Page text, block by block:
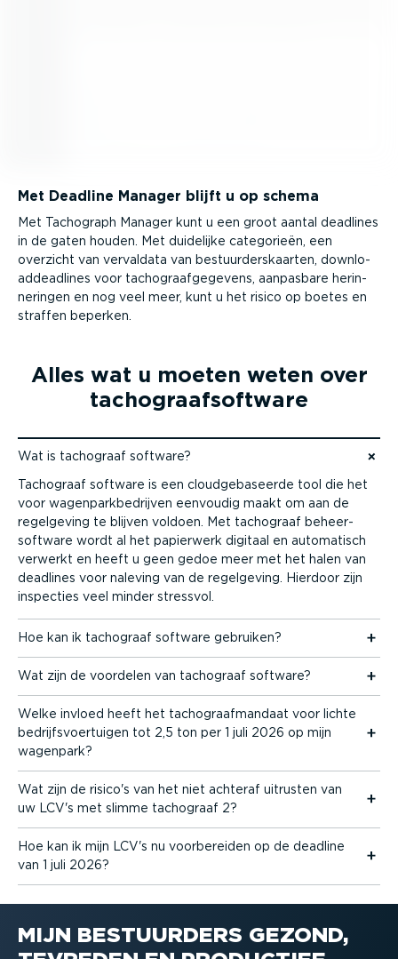
Met Deadline Manager blijft u op schema
Met Tachograph Manager kunt u een groot aantal deadlines
in de gaten houden. Met duidelijke categorieën, een
overzicht van vervaldata van bestuur­ders­kaarten, downlo­
ad­dead­lines voor tacho­graaf­ge­gevens, aanpasbare herin­
ne­ringen en nog veel meer, kunt u het risico op boetes en
straffen beperken.
Alles wat u moeten weten over
tacho­graaf­software
Wat is tachograaf software?
Naar content gaan
Tachograaf software is een cloud­ge­ba­seerde tool die het
voor wagen­park­be­drijven eenvoudig maakt om aan de
regelgeving te blijven voldoen. Met tachograaf beheer­
software wordt al het papierwerk digitaal en automatisch
verwerkt en heeft u geen gedoe meer met het halen van
deadlines voor naleving van de regelgeving. Hierdoor zijn
inspecties veel minder stressvol.
Hoe kan ik tachograaf software gebruiken?
Wat zijn de voordelen van tachograaf software?
Welke invloed heeft het tacho­graaf­mandaat voor lichte
bedrijfs­voer­tuigen tot 2,5 ton per 1 juli 2026 op mijn
wagenpark?
Wat zijn de risico's van het niet achteraf uitrusten van
uw LCV's met slimme tachograaf 2?
Hoe kan ik mijn LCV's nu voorbe­reiden op de deadline
van 1 juli 2026?
MIJN BESTUURDERS GEZOND,